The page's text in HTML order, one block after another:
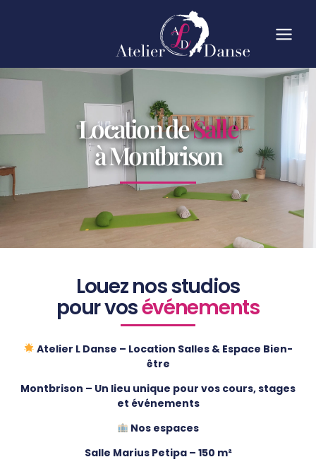
Location deSalle
à Montbrison
Louez nos studios
pour vosévénements
Atelier L Danse – Location Salles & Espace Bien-
être
Montbrison – Un lieu unique pour vos cours, stages
et événements
Nos espaces
Salle Marius Petipa – 150 m²